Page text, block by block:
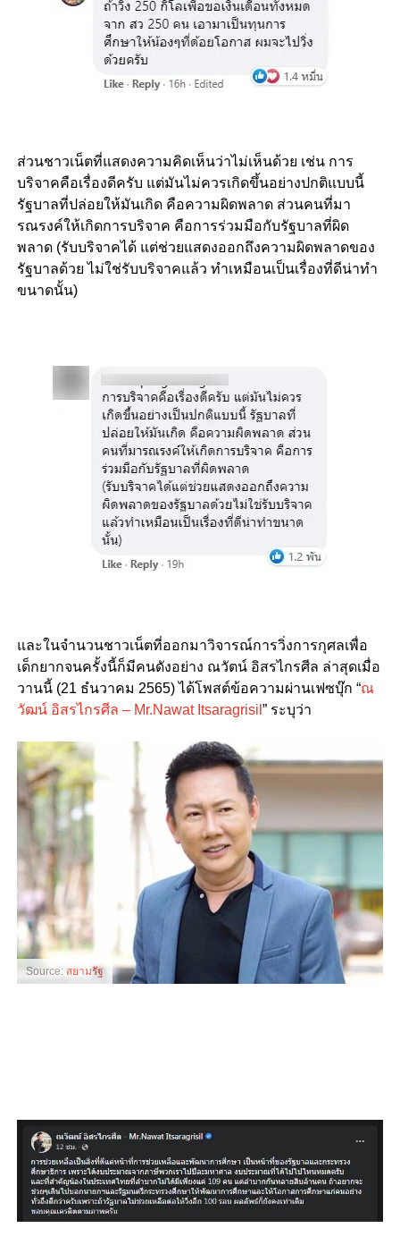
ส่วนชาวเน็ตที่แสดงความคิดเห็นว่าไม่เห็นด้วย เช่น การ
บริจาคคือเรื่องดีครับ แต่มันไม่ควรเกิดขึ้นอย่างปกติแบบนี้
รัฐบาลที่ปล่อยให้มันเกิด คือความผิดพลาด ส่วนคนที่มา
รณรงค์ให้เกิดการบริจาค คือการร่วมมือกับรัฐบาลที่ผิด
พลาด (รับบริจาคได้ แต่ช่วยแสดงออกถึงความผิดพลาดของ
รัฐบาลด้วย ไม่ใช่รับบริจาคแล้ว ทำเหมือนเป็นเรื่องที่ดีน่าทำ
ขนาดนั้น)
และในจำนวนชาวเน็ตที่ออกมาวิจารณ์การวิ่งการกุศลเพื่อ
เด็กยากจนครั้งนี้ก็มีคนดังอย่าง ณวัตน์ อิสรไกรศีล ล่าสุดเมื่อ
วานนี้ (21 ธํนวาคม 2565) ได้โพสต์ข้อความผ่านเฟซบุ๊ก “ณ
วัฒน์ อิสรไกรศีล – Mr.Nawat Itsaragrisil ” ระบุว่า
Source: สยามรัฐ